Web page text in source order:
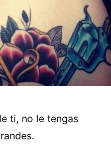
ti, no le tengas